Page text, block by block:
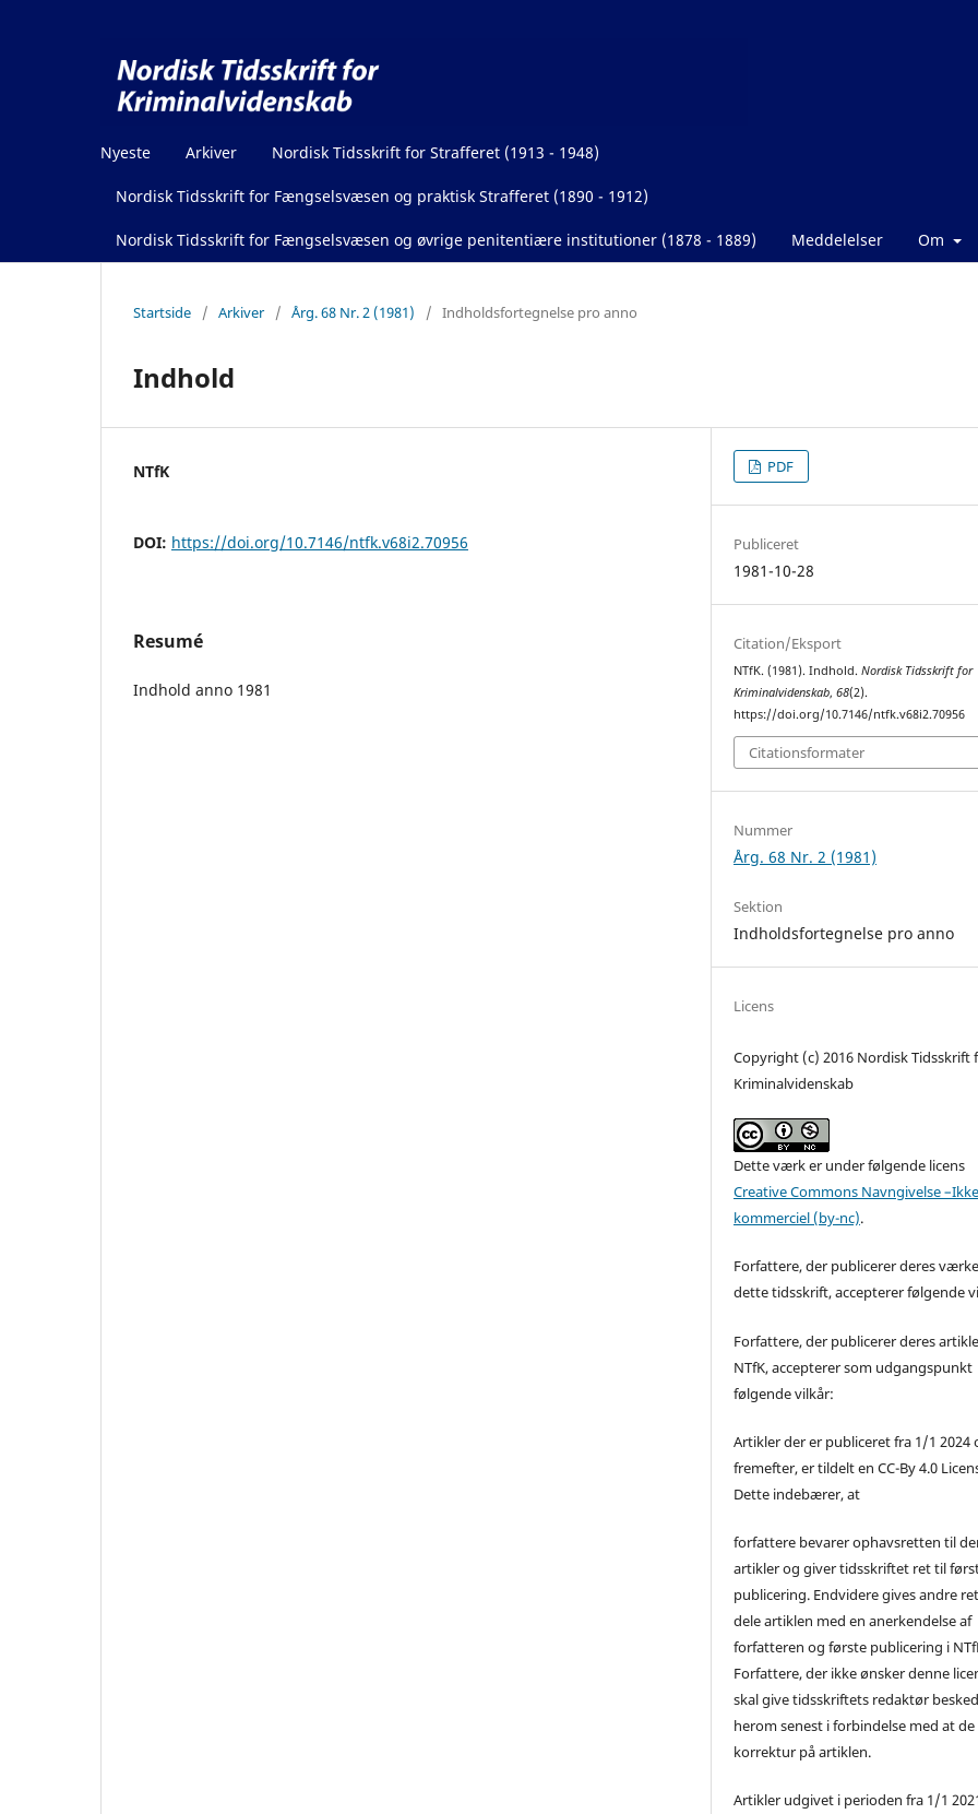
Nyeste Arkiver Nordisk Tidsskrift for Strafferet (1913 - 1948)
Nordisk Tidsskrift for Fængselsvæsen og praktisk Strafferet (1890 - 1912)
Nordisk Tidsskrift for Fængselsvæsen og øvrige penitentiære institutioner (1878 - 1889) Meddelelser Om
Startside / Arkiver / Årg. 68 Nr. 2 (1981) / Indholdsfortegnelse pro anno
Indhold
NTfK
DOI: https://doi.org/10.7146/ntfk.v68i2.70956
Resumé
Indhold anno 1981
PDF
Publiceret
1981-10-28
Citation/Eksport
NTfK. (1981). Indhold.Nordisk Tidsskrift for
Kriminalvidenskab,68(2).
https://doi.org/10.7146/ntfk.v68i2.70956
Citationsformater
Nummer
Årg. 68 Nr. 2 (1981)
Sektion
Indholdsfortegnelse pro anno
Licens
Copyright (c) 2016 Nordisk Tidsskrift
Kriminalvidenskab
Dette værk er under følgende licens
Creative Commons Navngivelse
kommerciel (by-nc).
Forfattere, der publicerer deres
dette tidsskrift, accepterer følgende
Forfattere, der publicerer deres
NTfK, accepterer som udgangspunkt
følgende vilkår:
Artikler der er publiceret fra 1/1 2024
fremefter, er tildelt en CC-By 4.0
Dette indebærer, at
forfattere bevarer ophavsretten til
artikler og giver tidsskriftet ret til
publicering. Endvidere gives andre
dele artiklen med en anerkendelse af
forfatteren og første publicering i
Forfattere, der ikke ønsker denne
skal give tidsskriftets redaktør besked
herom senest i forbindelse med at
korrektur på artiklen.
Artikler udgivet i perioden fra 1/1